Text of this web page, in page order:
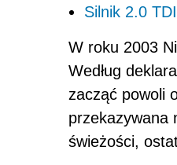
Silnik 2.0
W roku 2003
Według
zacząć powoli
przekazywana
świeżości,